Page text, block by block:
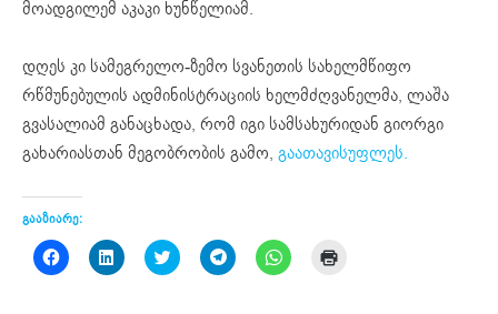
მოადგილემ აკაკი ხუნწელიამ.
დღეს კი სამეგრელო-ზემო სვანეთის სახელმწიფო
რწმუნებულის ადმინისტრაციის ხელმძღვანელმა, ლაშა
გვასალიამ განაცხადა, რომ იგი სამსახურიდან გიორგი
გახარიასთან მეგობრობის გამო, გაათავისუფლეს.
გააზიარე:
Click
to
Click
to
Click
to
Click
to
Click
to